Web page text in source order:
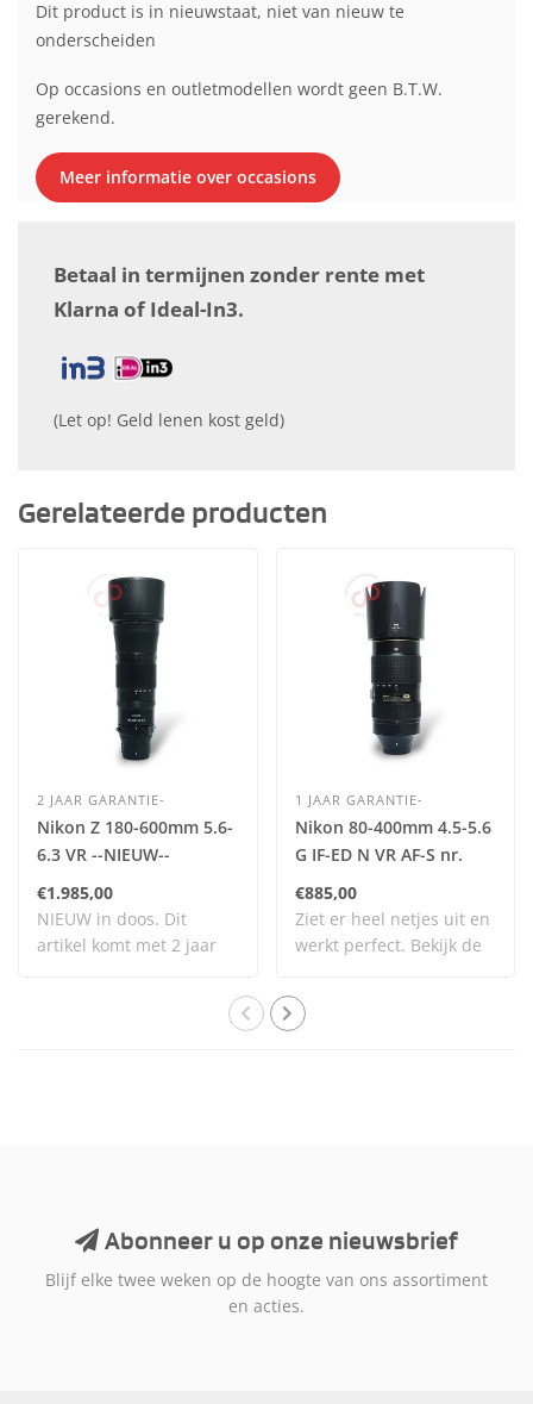
Dit product is in nieuwstaat, niet van nieuw te
onderscheiden
Op occasions en outletmodellen wordt geen B.T.W.
gerekend.
Meer informatie over occasions
Betaal in termijnen zonder rente met
Klarna of Ideal-In3.
(Let op! Geld lenen kost geld)
Gerelateerde producten
2 JAAR GARANTIE-
Nikon Z 180-600mm 5.6-
6.3 VR --NIEUW--
€1.985,00
NIEUW in doos. Dit
artikel komt met 2 jaar
1 JAAR GARANTIE-
Nikon 80-400mm 4.5-5.6
G IF-ED N VR AF-S nr.
€885,00
Ziet er heel netjes uit en
werkt perfect. Bekijk de
Abonneer u op onze nieuwsbrief
Blijf elke twee weken op de hoogte van ons assortiment
en acties.